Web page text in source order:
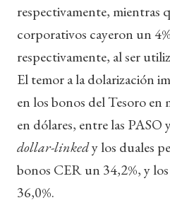
respectivamente, mientras
corporativos cayeron un
respectivamente, al ser
El temor a la dolarización
en los bonos del Tesoro
en dólares, entre las PASO
dollar-linkedy los duales
bonos CER un 34,2%, y
36,0%.